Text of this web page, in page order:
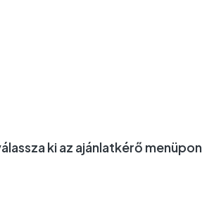
ki az ajánlatkérő